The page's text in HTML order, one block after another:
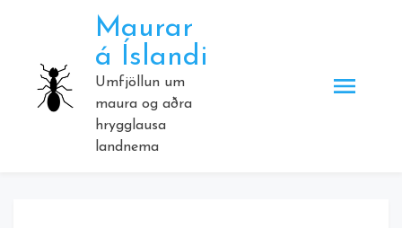
Maurar
á Íslandi
Umfjöllun um
maura og aðra
hrygglausa
landnema